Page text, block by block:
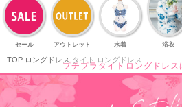
セール アウトレット 水着 浴衣
TOP ロングドレス タイト ロングドレス
プチプラタイトロングドレ